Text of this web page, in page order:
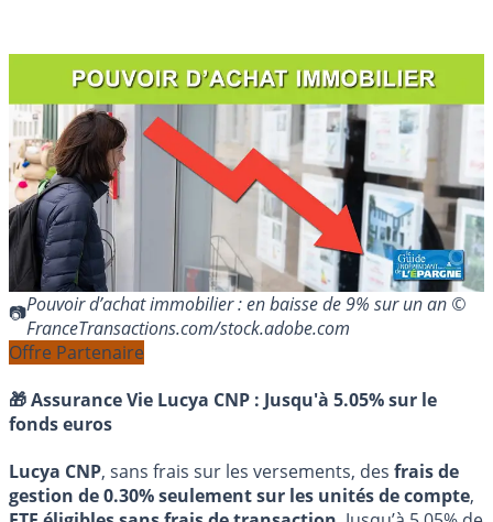
Pouvoir d’achat immobilier : en baisse de 9% sur un an ©
FranceTransactions.com/stock.adobe.com
Offre Partenaire
🎁 Assurance Vie Lucya CNP : Jusqu'à 5.05% sur le
fonds euros
Lucya CNP, sans frais sur les versements, des frais de
gestion de 0.30% seulement sur les unités de compte,